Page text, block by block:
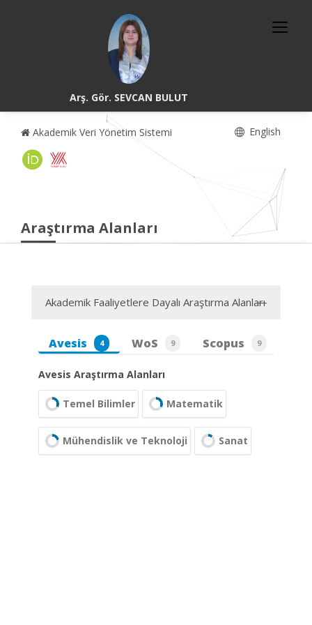
Arş. Gör. SEVCAN BULUT
Akademik Veri Yönetim Sistemi English
Araştırma Alanları
Akademik Faaliyetlere Dayalı Araştırma Alanları
Avesis 4 WoS 9 Scopus 9
Avesis Araştırma Alanları
Temel Bilimler Matematik
Mühendislik ve Teknoloji Sanat